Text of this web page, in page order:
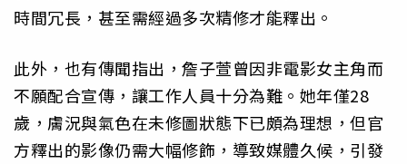
時間冗長，甚至需經過多次精修才能釋出。
此外，也有傳聞指出，詹子萱曾因非電影女主角而
不願配合宣傳，讓工作人員十分為難。她年僅28
歲，膚況與氣色在未修圖狀態下已頗為理想，但官
方釋出的影像仍需大幅修飾，導致媒體久候，引發